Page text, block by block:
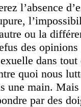
l’absence
ou la
des
dans tout
quoi nous
une main. Mais
par des